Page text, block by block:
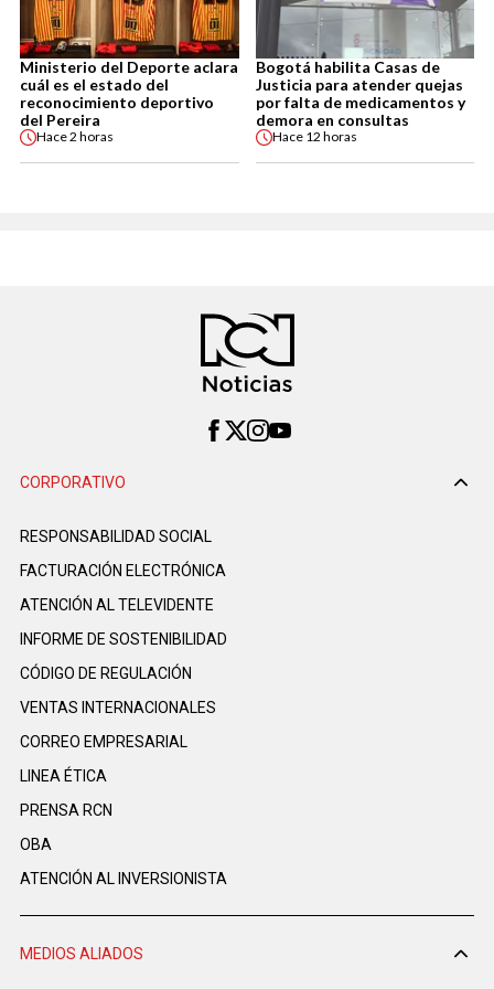
Ministerio del Deporte aclara
cuál es el estado del
reconocimiento deportivo
del Pereira
Hace2 horas
Bogotá habilita Casas de
Justicia para atender quejas
por falta de medicamentos y
demora en consultas
Hace 12 horas
CORPORATIVO
RESPONSABILIDAD SOCIAL
FACTURACIÓN ELECTRÓNICA
ATENCIÓN AL TELEVIDENTE
INFORME DE SOSTENIBILIDAD
CÓDIGO DE REGULACIÓN
VENTAS INTERNACIONALES
CORREO EMPRESARIAL
LINEA ÉTICA
PRENSA RCN
OBA
ATENCIÓN AL INVERSIONISTA
MEDIOS ALIADOS